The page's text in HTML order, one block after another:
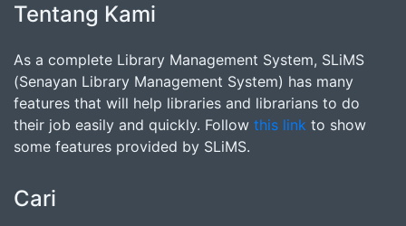
Tentang Kami
As a complete Library Management System, SLiMS
(Senayan Library Management System) has many
features that will help libraries and librarians to do
their job easily and quickly. Follow this link to show
some features provided by SLiMS.
Cari